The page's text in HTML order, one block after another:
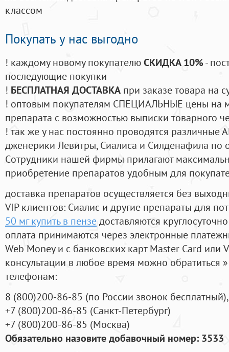
классом
Покупать у нас выгодно
! каждому новому покупателюСКИДКА 10%-
последующие покупки
! БЕСПЛАТНАЯ ДОСТАВКА при заказе товара на
! оптовым покупателям СПЕЦИАЛЬНЫЕ цены на
препарата с возможностью выписки товарного
! так же у нас постоянно проводятся
дженерики Левитры, Сиалиса и Силденафила по
Cотрудники нашей фирмы прилагают
приобретение препаратов удобным для
доставка препаратов осуществляется без
VIP клиентов: Сиалис и другие препараты для
50 мг купить в пензедоставляются круглосуточно
оплата принимаются через электронные
Web Money и с банковских карт Master Card или
консультации в любое время можно обратиться
телефонам:
8 (800)200-86-85 (по России звонок бесплатный),
+7 (800)200-86-85 (Санкт-Петербург)
+7 (800)200-86-85 (Москва)
Обязательно назовите добавочный номер: 3533